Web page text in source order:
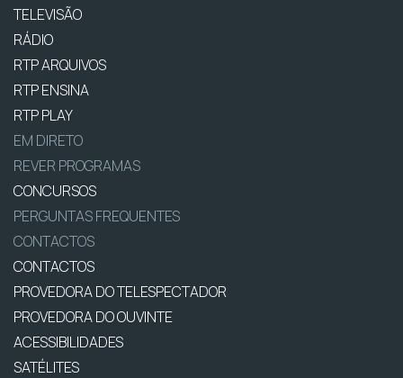
TELEVISÃO
RÁDIO
RTP ARQUIVOS
RTP ENSINA
RTP PLAY
EM DIRETO
REVER PROGRAMAS
CONCURSOS
PERGUNTAS FREQUENTES
CONTACTOS
CONTACTOS
PROVEDORA DO TELESPECTADOR
PROVEDORA DO OUVINTE
ACESSIBILIDADES
SATÉLITES